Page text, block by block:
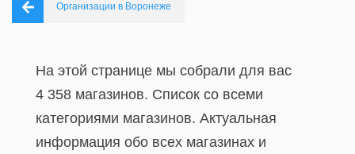
Организации в Воронеже
На этой странице мы собрали для вас
4 358 магазинов. Список со всеми
категориями магазинов. Актуальная
информация обо всех магазинах и